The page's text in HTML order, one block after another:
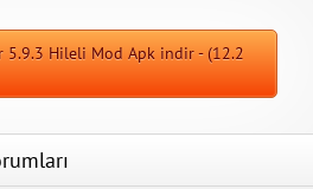
5.9.3 Hileli Mod Apk indir - (12.2